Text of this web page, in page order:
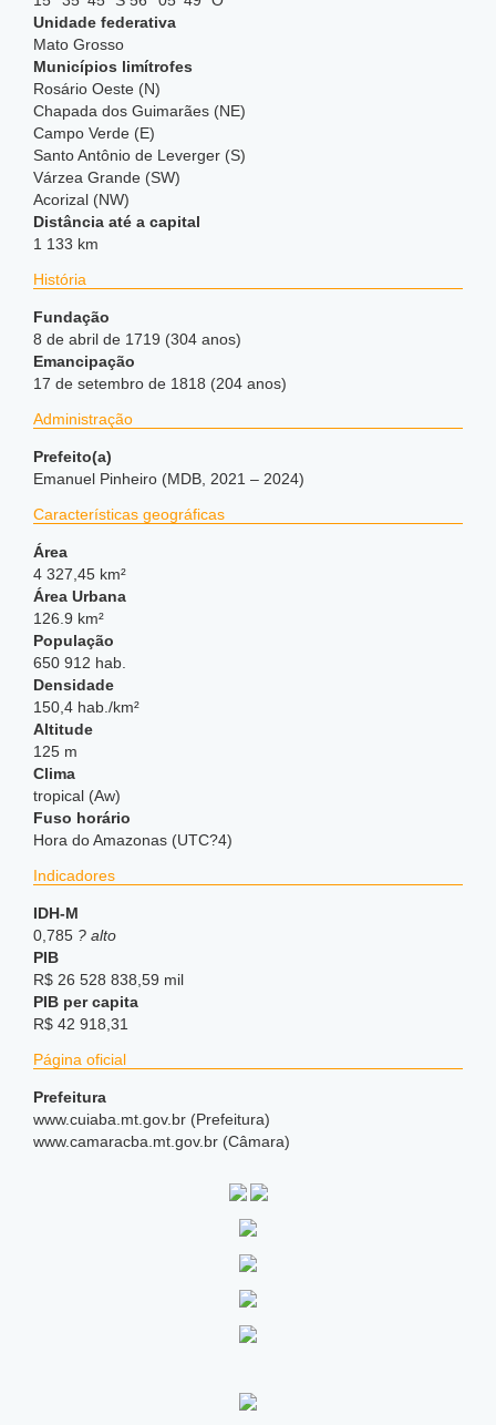
Unidade federativa
Mato Grosso
Municípios limítrofes
Rosário Oeste (N)
Chapada dos Guimarães (NE)
Campo Verde (E)
Santo Antônio de Leverger (S)
Várzea Grande (SW)
Acorizal (NW)
Distância até a capital
1 133 km
História
Fundação
8 de abril de 1719 (304 anos)
Emancipação
17 de setembro de 1818 (204 anos)
Administração
Prefeito(a)
Emanuel Pinheiro (MDB, 2021 – 2024)
Características geográficas
Área
4 327,45 km²
Área Urbana
126.9 km²
População
650 912 hab.
Densidade
150,4 hab./km²
Altitude
125 m
Clima
tropical (Aw)
Fuso horário
Hora do Amazonas (UTC?4)
Indicadores
IDH-M
0,785 ? alto
PIB
R$ 26 528 838,59 mil
PIB per capita
R$ 42 918,31
Página oficial
Prefeitura
www.cuiaba.mt.gov.br (Prefeitura)
www.camaracba.mt.gov.br (Câmara)